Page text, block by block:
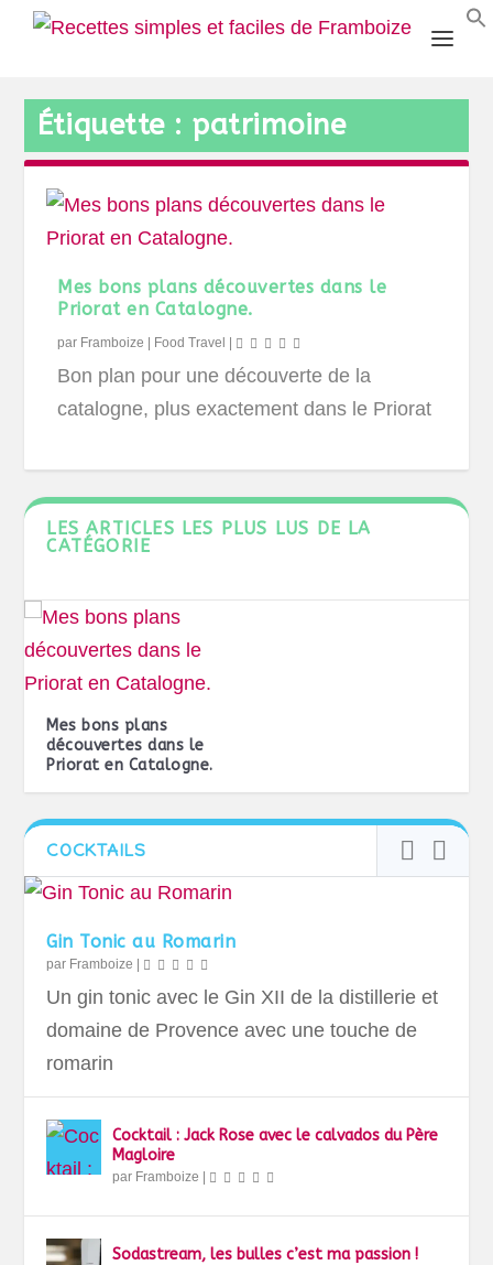
Étiquette : patrimoine
Mes bons plans découvertes dans le
Priorat en Catalogne.
par Framboize Food Travel
Bon plan pour une découverte de la
catalogne, plus exactement dans le Priorat
LES ARTICLES LES PLUS LUS DE LA
CATÉGORIE
Mes bons plans
découvertes dans le
Priorat en Catalogne.
COCKTAILS
Gin Tonic au Romarin
par Framboize
Un gin tonic avec le Gin XII de la distillerie et
domaine de Provence avec une touche de
romarin
Cocktail : Jack Rose avec le calvados du Père
Magloire
par Framboize
Sodastream, les bulles c’est ma passion !